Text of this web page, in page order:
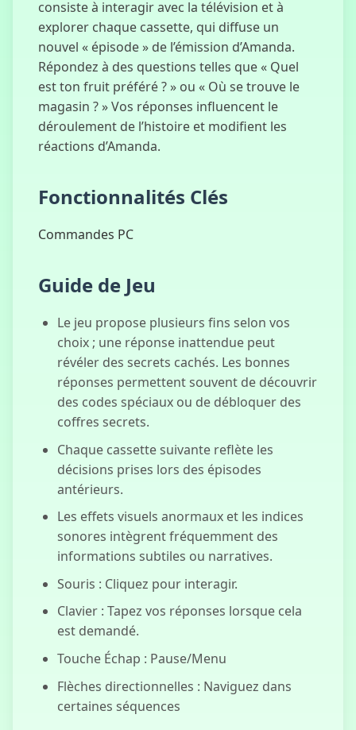
Slope
Spettrale
consiste à interagir avec la télévision et à
explorer chaque cassette, qui diffuse un
nouvel « épisode » de l’émission d’Amanda.
Répondez à des questions telles que « Quel
est ton fruit préféré ? » ou « Où se trouve le
magasin ? » Vos réponses influencent le
déroulement de l’histoire et modifient les
réactions d’Amanda.
Fonctionnalités Clés
Commandes PC
Guide de Jeu
Le jeu propose plusieurs fins selon vos
choix ; une réponse inattendue peut
révéler des secrets cachés. Les bonnes
réponses permettent souvent de découvrir
des codes spéciaux ou de débloquer des
coffres secrets.
Chaque cassette suivante reflète les
décisions prises lors des épisodes
antérieurs.
Les effets visuels anormaux et les indices
sonores intègrent fréquemment des
informations subtiles ou narratives.
Souris : Cliquez pour interagir.
Clavier : Tapez vos réponses lorsque cela
est demandé.
Touche Échap : Pause/Menu
Flèches directionnelles : Naviguez dans
certaines séquences